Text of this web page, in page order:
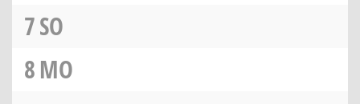
7SO
8MO